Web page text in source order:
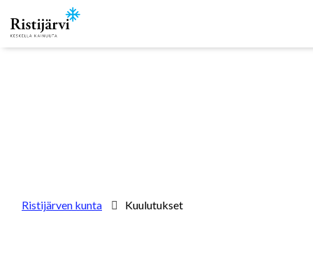
Ristijärven kunta Kuulutukset